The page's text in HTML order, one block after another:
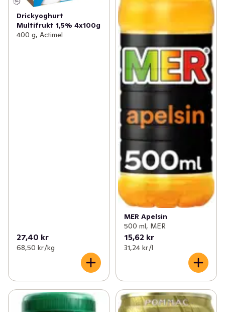
Drickyoghurt
Multifrukt 1,5% 4x100g
400 g, Actimel
27,40 kr
68,50 kr /kg
MER Apelsin
500 ml, MER
15,62 kr
31,24 kr /l